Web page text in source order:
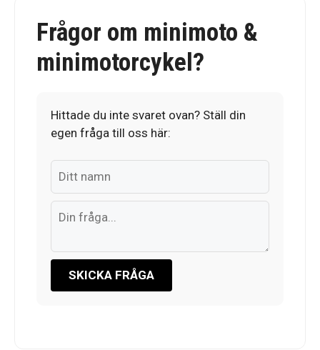
Frågor om minimoto &
minimotorcykel?
Hittade du inte svaret ovan? Ställ din
egen fråga till oss här:
SKICKA FRÅGA